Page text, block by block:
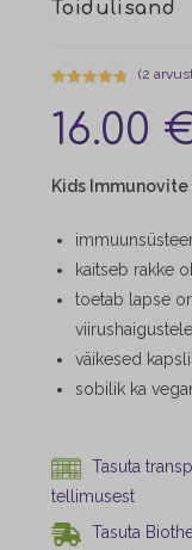
5.00/5
kliendi
põhjal
(2
16.00
Kids
kaitseb rakke
toetab lapse
väikesed
sobilik ka
Tasuta
tellimusest
Tasuta